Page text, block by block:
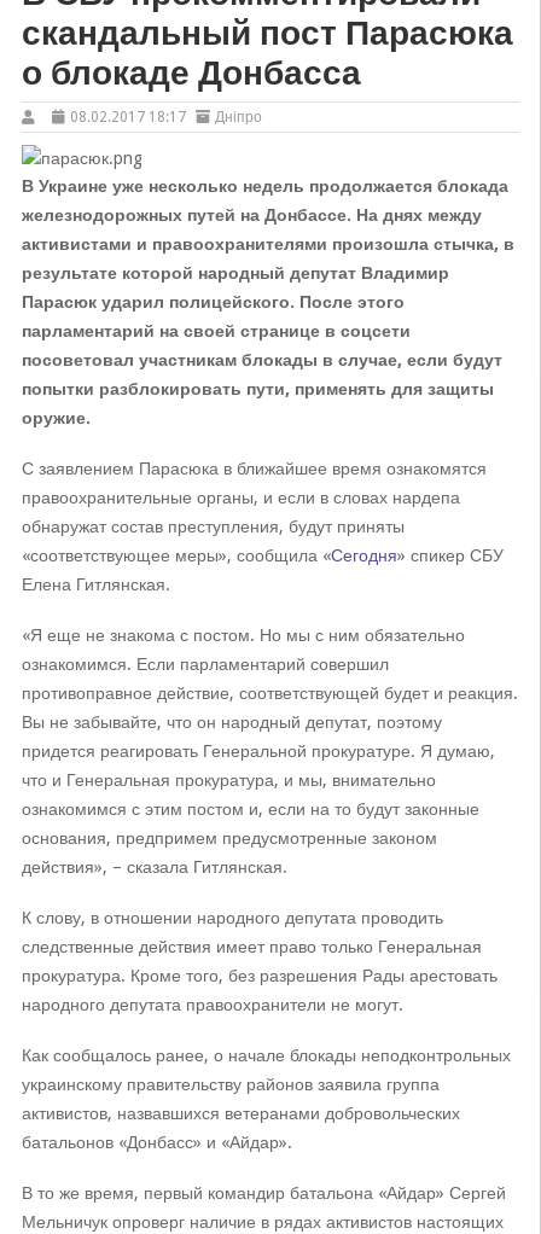
скандальный пост Парасюка
о блокаде Донбасса
08.02.2017 18:17 Дніпро
В Украине уже несколько недель продолжается блокада
железнодорожных путей на Донбассе. На днях между
активистами и правоохранителями произошла стычка, в
результате которой народный депутат Владимир
Парасюк ударил полицейского. После этого
парламентарий на своей странице в соцсети
посоветовал участникам блокады в случае, если будут
попытки разблокировать пути, применять для защиты
оружие.
С заявлением Парасюка в ближайшее время ознакомятся
правоохранительные органы, и если в словах нардепа
обнаружат состав преступления, будут приняты
«соответствующее меры», сообщила «Сегодня» спикер СБУ
Елена Гитлянская.
«Я еще не знакома с постом. Но мы с ним обязательно
ознакомимся. Если парламентарий совершил
противоправное действие, соответствующей будет и реакция.
Вы не забывайте, что он народный депутат, поэтому
придется реагировать Генеральной прокуратуре. Я думаю,
что и Генеральная прокуратура, и мы, внимательно
ознакомимся с этим постом и, если на то будут законные
основания, предпримем предусмотренные законом
действия», – сказала Гитлянская.
К слову, в отношении народного депутата проводить
следственные действия имеет право только Генеральная
прокуратура. Кроме того, без разрешения Рады арестовать
народного депутата правоохранители не могут.
Как сообщалось ранее, о начале блокады неподконтрольных
украинскому правительству районов заявила группа
активистов, назвавшихся ветеранами добровольческих
батальонов «Донбасс» и «Айдар».
В то же время, первый командир батальона «Айдар» Сергей
Мельничук опроверг наличие в рядах активистов настоящих